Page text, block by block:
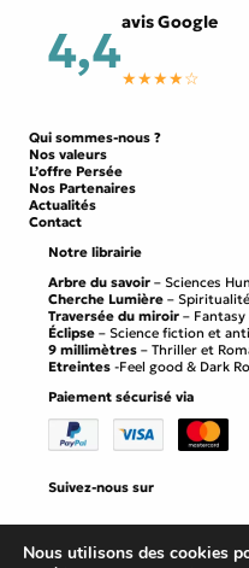
4,4avis Google
★★★★☆
Qui sommes-nous ?
Nos valeurs
L’offre Persée
Nos Partenaires
Actualités
Contact
Notre librairie
Arbre du savoir – Sciences
Cherche Lumière –
Traversée du miroir –
Éclipse – Science fiction et
9 millimètres – Thriller et
Etreintes -Feel good & Dark
Paiement sécurisé via
Suivez-nous sur
Facebook
Instagram
LinkedIn
Nous utilisons des cookies